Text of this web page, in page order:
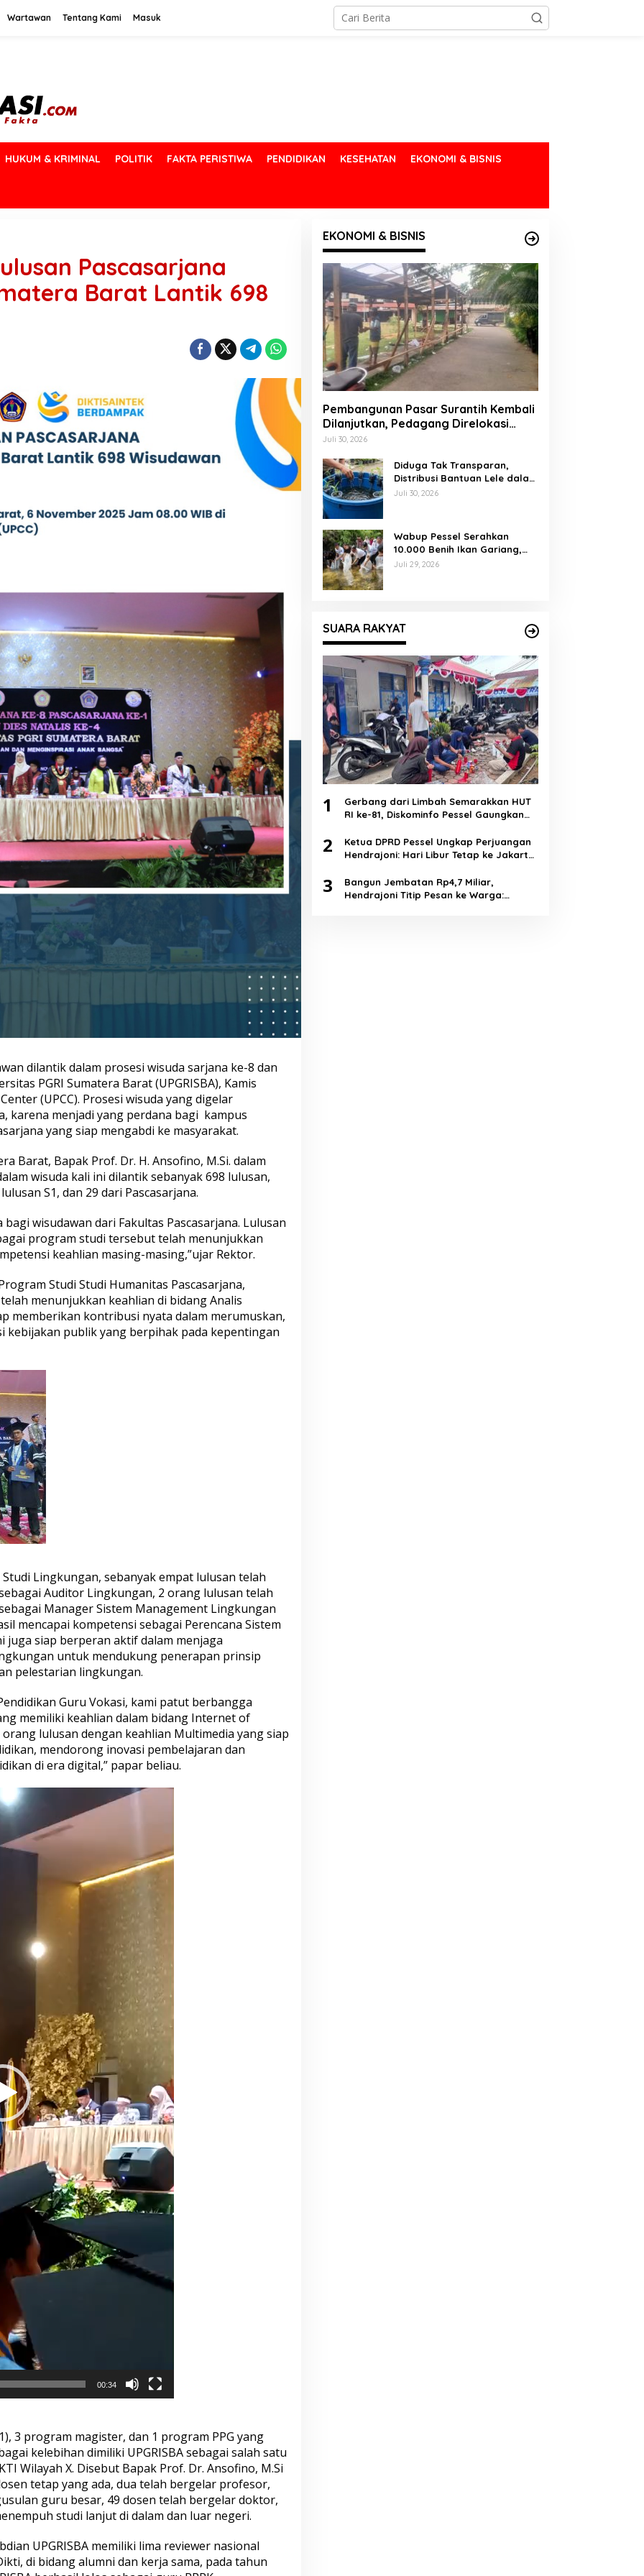
Wartawan Tentang Kami Masuk
HUKUM & KRIMINAL POLITIK FAKTA PERISTIWA PENDIDIKAN KESEHATAN EKONOMI & BISNIS
Pascasarjana
Barat Lantik 698
dilantik dalam prosesi wisuda sarjana ke-8 dan
PGRI Sumatera Barat (UPGRISBA), Kamis
(UPCC). Prosesi wisuda yang digelar
karena menjadi yang perdana bagi kampus
yang siap mengabdi ke masyarakat.
Barat, Bapak Prof. Dr. H. Ansofino, M.Si. dalam
wisuda kali ini dilantik sebanyak 698 lulusan,
S1, dan 29 dari Pascasarjana.
wisudawan dari Fakultas Pascasarjana. Lulusan
program studi tersebut telah menunjukkan
keahlian masing-masing,”ujar Rektor.
Studi Studi Humanitas Pascasarjana,
menunjukkan keahlian di bidang Analis
memberikan kontribusi nyata dalam merumuskan,
kebijakan publik yang berpihak pada kepentingan
Lingkungan, sebanyak empat lulusan telah
Auditor Lingkungan, 2 orang lulusan telah
Manager Sistem Management Lingkungan
mencapai kompetensi sebagai Perencana Sistem
juga siap berperan aktif dalam menjaga
untuk mendukung penerapan prinsip
pelestarian lingkungan.
Guru Vokasi, kami patut berbangga
memiliki keahlian dalam bidang Internet of
lulusan dengan keahlian Multimedia yang siap
mendorong inovasi pembelajaran dan
di era digital,” papar beliau.
00:34
3 program magister, dan 1 program PPG yang
kelebihan dimiliki UPGRISBA sebagai salah satu
Wilayah X. Disebut Bapak Prof. Dr. Ansofino, M.Si
tetap yang ada, dua telah bergelar profesor,
guru besar, 49 dosen telah bergelar doktor,
studi lanjut di dalam dan luar negeri.
UPGRISBA memiliki lima reviewer nasional
di bidang alumni dan kerja sama, pada tahun
EKONOMI & BISNIS
Pembangunan Pasar Surantih Kembali
Dilanjutkan, Pedagang Direlokasi
Sementara ke Lapangan Gadih
Juli 30, 2026
Diduga Tak Transparan,
Distribusi Bantuan Lele dalam
Ember di Koto Taratak Sutera
Juli 30, 2026
Wabup Pessel Serahkan
10.000 Benih Ikan Gariang,
Perkuat Restocking Sungai
Juli 29, 2026
SUARA RAKYAT
1
Gerbang dari Limbah Semarakkan HUT
RI ke-81, Diskominfo Pessel Gaungkan
2
Ketua DPRD Pessel Ungkap Perjuangan
Hendrajoni: Hari Libur Tetap ke Jakarta
3
Bangun Jembatan Rp4,7 Miliar,
Hendrajoni Titip Pesan ke Warga: